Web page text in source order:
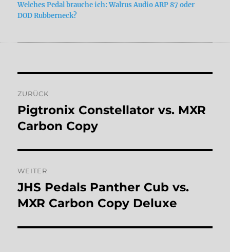
Welches Pedal brauche ich: Walrus Audio ARP 87 oder
DOD Rubberneck?
ZURÜCK
Vorheriger
Beitrag:
Pigtronix Constellator vs. MXR
Carbon Copy
WEITER
Nächster
Beitrag:
JHS Pedals Panther Cub vs.
MXR Carbon Copy Deluxe